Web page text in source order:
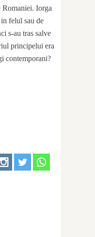
Romaniei. Iorga
felul sau de
s-au tras salve
principelui era
contemporani?